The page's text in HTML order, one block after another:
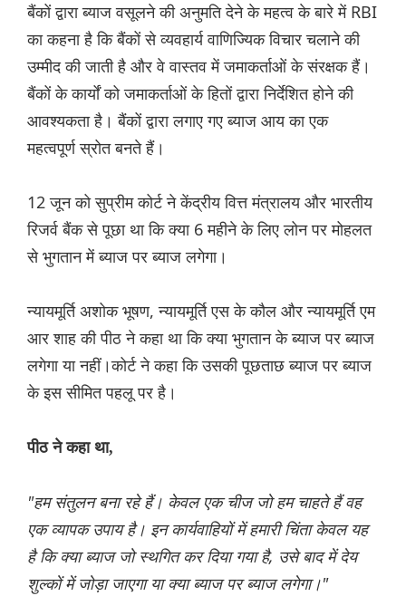
बैंकों द्वारा ब्याज वसूलने की अनुमति देने के महत्व के बारे में RBI
का कहना है कि बैंकों से व्यवहार्य वाणिज्यिक विचार चलाने की
उम्मीद की जाती है और वे वास्तव में जमाकर्ताओं के संरक्षक हैं।
बैंकों के कार्यों को जमाकर्ताओं के हितों द्वारा निर्देशित होने की
आवश्यकता है। बैंकों द्वारा लगाए गए ब्याज आय का एक
महत्वपूर्ण स्रोत बनते हैं।
12 जून को सुप्रीम कोर्ट ने केंद्रीय वित्त मंत्रालय और भारतीय
रिजर्व बैंक से पूछा था कि क्या 6 महीने के लिए लोन पर मोहलत
से भुगतान में ब्याज पर ब्याज लगेगा।
न्यायमूर्ति अशोक भूषण, न्यायमूर्ति एस के कौल और न्यायमूर्ति एम
आर शाह की पीठ ने कहा था कि क्या भुगतान के ब्याज पर ब्याज
लगेगा या नहीं।कोर्ट ने कहा कि उसकी पूछताछ ब्याज पर ब्याज
के इस सीमित पहलू पर है।
पीठ ने कहा था,
"हम संतुलन बना रहे हैं। केवल एक चीज जो हम चाहते हैं वह
एक व्यापक उपाय है। इन कार्यवाहियों में हमारी चिंता केवल यह
है कि क्या ब्याज जो स्थगित कर दिया गया है, उसे बाद में देय
शुल्कों में जोड़ा जाएगा या क्या ब्याज पर ब्याज लगेगा।"